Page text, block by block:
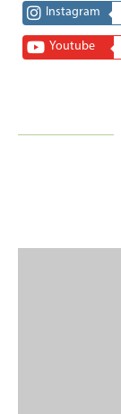
Instagram
Youtube